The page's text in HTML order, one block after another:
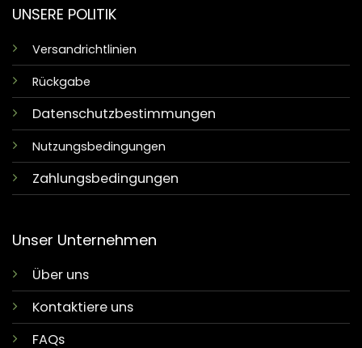
UNSERE POLITIK
Versandrichtlinien
Rückgabe
Datenschutzbestimmungen
Nutzungsbedingungen
Zahlungsbedingungen
Unser Unternehmen
Über uns
Kontaktiere uns
FAQs